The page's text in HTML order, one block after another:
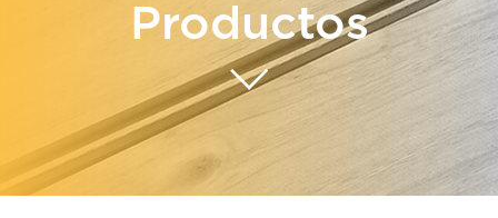
Productos